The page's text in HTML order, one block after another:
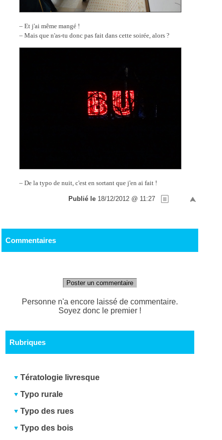
– Et j'ai même mangé !
– Mais que n'as-tu donc pas fait dans cette soirée, alors ?
– De la typo de nuit, c'est en sortant que j'en ai fait !
Publié le 18/12/2012 @ 11:27
Commentaires
Poster un commentaire
Personne n'a encore laissé de commentaire.
Soyez donc le premier !
Rubriques
Tératologie livresque
Typo rurale
Typo des rues
Typo des bois